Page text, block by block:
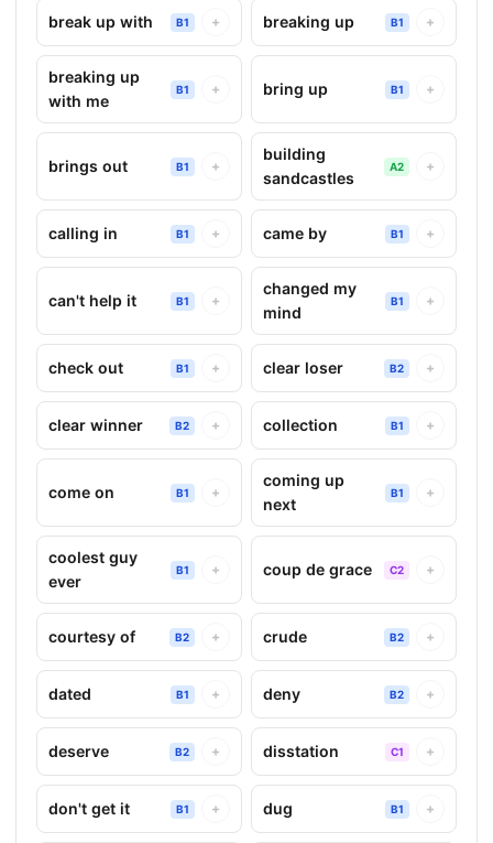
break up with B1 + breaking up B1 +
breaking up
with me
B1 + bring up B1 +
brings out B1 +
building
sandcastles
A2 +
calling in B1 + came by B1 +
can't help it B1 +
changed my
mind
B1 +
check out B1 + clear loser B2 +
clear winner B2 + collection B1 +
come on B1 +
coming up
next
B1 +
coolest guy
ever
B1 + coup de grace C2 +
courtesy of B2 + crude B2 +
dated B1 + deny B2 +
deserve B2 + disstation C1 +
don't get it B1 + dug B1 +